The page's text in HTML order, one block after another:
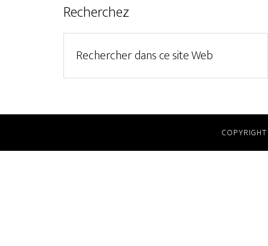
Recherchez